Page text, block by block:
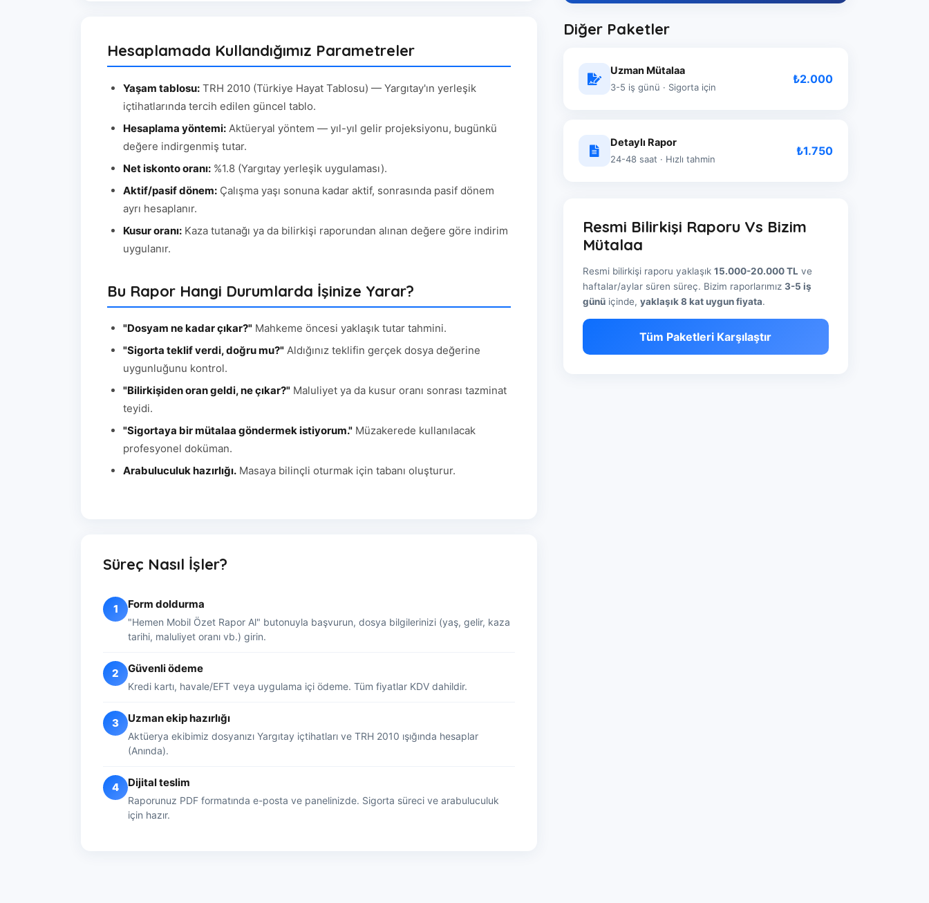
Hesaplamada Kullandığımız Parametreler
Yaşam tablosu:TRH 2010 (Türkiye Hayat Tablosu) — Yargıtay'ın yerleşik
içtihatlarında tercih edilen güncel tablo.
Hesaplama yöntemi:Aktüeryal yöntem — yıl-yıl gelir projeksiyonu, bugünkü
değere indirgenmiş tutar.
Net iskonto oranı:%1.8 (Yargıtay yerleşik uygulaması).
Aktif/pasif dönem:Çalışma yaşı sonuna kadar aktif, sonrasında pasif dönem
ayrı hesaplanır.
Kusur oranı:Kaza tutanağı ya da bilirkişi raporundan alınan değere göre indirim
uygulanır.
Bu Rapor Hangi Durumlarda İşinize Yarar?
"Dosyam ne kadar çıkar?"Mahkeme öncesi yaklaşık tutar tahmini.
"Sigorta teklif verdi, doğru mu?"Aldığınız teklifin gerçek dosya değerine
uygunluğunu kontrol.
"Bilirkişiden oran geldi, ne çıkar?"Maluliyet ya da kusur oranı sonrası tazminat
teyidi.
"Sigortaya bir mütalaa göndermek istiyorum."Müzakerede kullanılacak
profesyonel doküman.
Arabuluculuk hazırlığı.Masaya bilinçli oturmak için tabanı oluşturur.
Süreç Nasıl İşler?
1 Form doldurma
"Hemen Mobil Özet Rapor Al" butonuyla başvurun, dosya bilgilerinizi (yaş, gelir, kaza
tarihi, maluliyet oranı vb.) girin.
2 Güvenli ödeme
Kredi kartı, havale/EFT veya uygulama içi ödeme. Tüm fiyatlar KDV dahildir.
3 Uzman ekip hazırlığı
Aktüerya ekibimiz dosyanızı Yargıtay içtihatları ve TRH 2010 ışığında hesaplar
(Anında).
4 Dijital teslim
Raporunuz PDF formatında e-posta ve panelinizde. Sigorta süreci ve arabuluculuk
için hazır.
Diğer Paketler
Uzman Mütalaa
3-5 iş günü · Sigorta için
₺2.000
Detaylı Rapor
24-48 saat · Hızlı tahmin
₺1.750
Resmi Bilirkişi Raporu Vs Bizim
Mütalaa
Resmi bilirkişi raporu yaklaşık 15.000-20.000 TL ve
haftalar/aylar süren süreç. Bizim raporlarımız 3-5 iş
günüiçinde, yaklaşık 8 kat uygun fiyata.
Tüm Paketleri Karşılaştır